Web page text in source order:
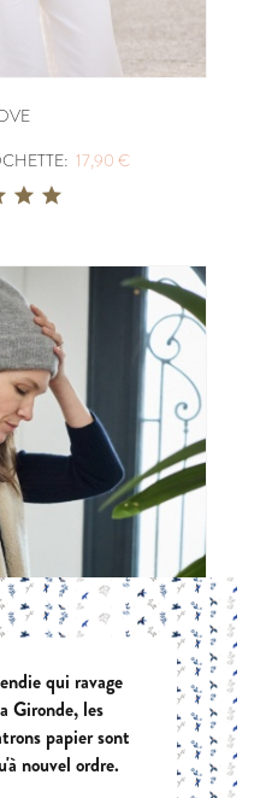
17,90 €
qui ravage
Gironde, les
papier sont
nouvel ordre.